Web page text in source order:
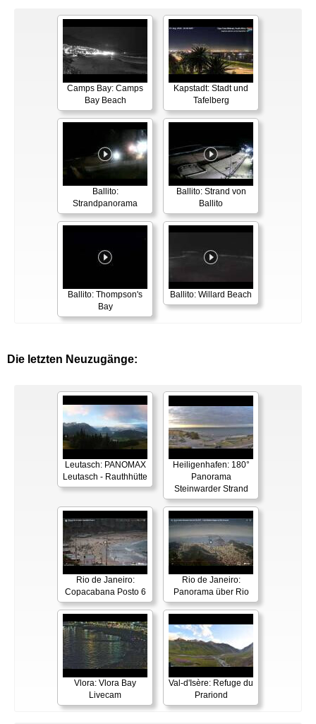
Camps Bay: Camps
Bay Beach
Kapstadt: Stadt und
Tafelberg
Ballito:
Strandpanorama
Ballito: Strand von
Ballito
Ballito: Thompson's
Bay
Ballito: Willard Beach
Die letzten Neuzugänge:
Leutasch: PANOMAX
Leutasch - Rauthhütte
Heiligenhafen: 180°
Panorama
Steinwarder Strand
Rio de Janeiro:
Copacabana Posto 6
Rio de Janeiro:
Panorama über Rio
Vlora: Vlora Bay
Livecam
Val-d'Isère: Refuge du
Prariond